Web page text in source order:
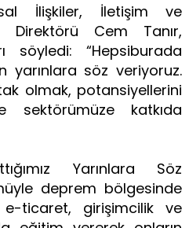
İlişkiler, İletişim ve
Direktörü Cem Tanır,
söyledi: “Hepsiburada
yarınlara söz veriyoruz.
olmak, potansiyellerini
sektörümüze katkıda
Yarınlara Söz
deprem bölgesinde
ticaret, girişimcilik ve